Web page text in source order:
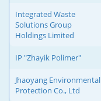
Integrated Waste
Solutions Group
Holdings Limited
IP "Zhayik Polimer"
Jhaoyang Environmental
Protection Co., Ltd